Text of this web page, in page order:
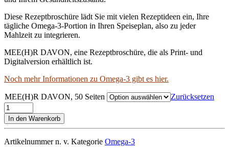
Diese Rezeptbroschüre lädt Sie mit vielen Rezeptideen ein, Ihre
tägliche Omega-3-Portion in Ihren Speiseplan, also zu jeder
Mahlzeit zu integrieren.
MEE(H)R DAVON, eine Rezeptbroschüre, die als Print- und
Digitalversion erhältlich ist.
Noch mehr Informationen zu Omega-3 gibt es hier.
MEE(H)R DAVON, 50 Seiten
Zurücksetzen
MEE(H)R
DAVON:
mit
3!
In den Warenkorb
Artikelnummer n. v. Kategorie Omega-3